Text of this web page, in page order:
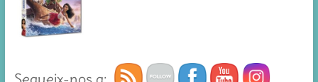
Segueix-nos a: